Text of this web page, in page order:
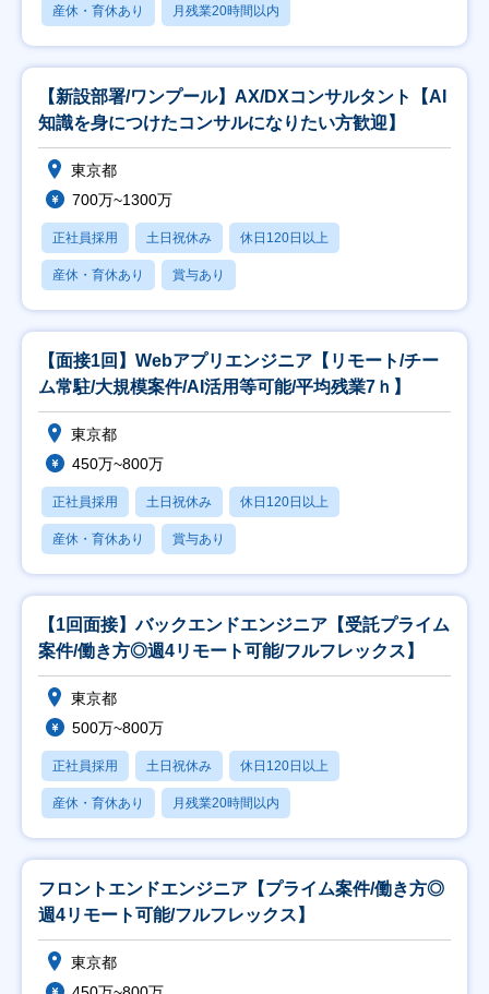
産休・育休あり 月残業20時間以内
【新設部署/ワンプール】AX/DXコンサルタント【AI
知識を身につけたコンサルになりたい方歓迎】
東京都
700万~1300万
正社員採用 土日祝休み 休日120日以上
産休・育休あり 賞与あり
【面接1回】Webアプリエンジニア【リモート/チー
ム常駐/大規模案件/AI活用等可能/平均残業7ｈ】
東京都
450万~800万
正社員採用 土日祝休み 休日120日以上
産休・育休あり 賞与あり
【1回面接】バックエンドエンジニア【受託プライム
案件/働き方◎週4リモート可能/フルフレックス】
東京都
500万~800万
正社員採用 土日祝休み 休日120日以上
産休・育休あり 月残業20時間以内
フロントエンドエンジニア【プライム案件/働き方◎
週4リモート可能/フルフレックス】
東京都